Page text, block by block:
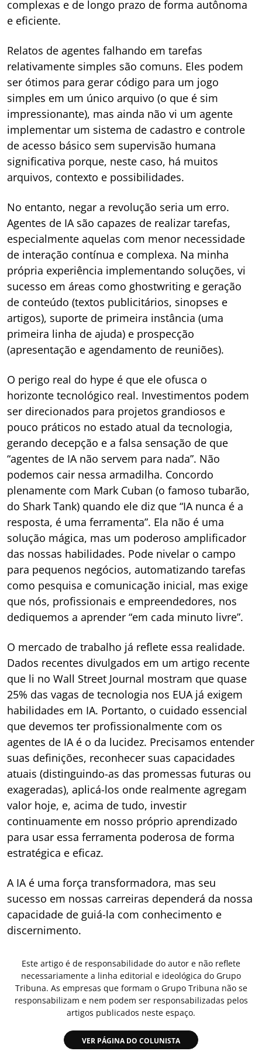
complexas e de longo prazo de forma autônoma
e eficiente.
Relatos de agentes falhando em tarefas
relativamente simples são comuns. Eles podem
ser ótimos para gerar código para um jogo
simples em um único arquivo (o que é sim
impressionante), mas ainda não vi um agente
implementar um sistema de cadastro e controle
de acesso básico sem supervisão humana
significativa porque, neste caso, há muitos
arquivos, contexto e possibilidades.
No entanto, negar a revolução seria um erro.
Agentes de IA são capazes de realizar tarefas,
especialmente aquelas com menor necessidade
de interação contínua e complexa. Na minha
própria experiência implementando soluções, vi
sucesso em áreas como ghostwriting e geração
de conteúdo (textos publicitários, sinopses e
artigos), suporte de primeira instância (uma
primeira linha de ajuda) e prospecção
(apresentação e agendamento de reuniões).
O perigo real do hype é que ele ofusca o
horizonte tecnológico real. Investimentos podem
ser direcionados para projetos grandiosos e
pouco práticos no estado atual da tecnologia,
gerando decepção e a falsa sensação de que
“agentes de IA não servem para nada”. Não
podemos cair nessa armadilha. Concordo
plenamente com Mark Cuban (o famoso tubarão,
do Shark Tank) quando ele diz que “IA nunca é a
resposta, é uma ferramenta”. Ela não é uma
solução mágica, mas um poderoso amplificador
das nossas habilidades. Pode nivelar o campo
para pequenos negócios, automatizando tarefas
como pesquisa e comunicação inicial, mas exige
que nós, profissionais e empreendedores, nos
dediquemos a aprender “em cada minuto livre”.
O mercado de trabalho já reflete essa realidade.
Dados recentes divulgados em um artigo recente
que li no Wall Street Journal mostram que quase
25% das vagas de tecnologia nos EUA já exigem
habilidades em IA. Portanto, o cuidado essencial
que devemos ter profissionalmente com os
agentes de IA é o da lucidez. Precisamos entender
suas definições, reconhecer suas capacidades
atuais (distinguindo-as das promessas futuras ou
exageradas), aplicá-los onde realmente agregam
valor hoje, e, acima de tudo, investir
continuamente em nosso próprio aprendizado
para usar essa ferramenta poderosa de forma
estratégica e eficaz.
A IA é uma força transformadora, mas seu
sucesso em nossas carreiras dependerá da nossa
capacidade de guiá-la com conhecimento e
discernimento.
Este artigo é de responsabilidade do autor e não reflete
necessariamente a linha editorial e ideológica do Grupo
Tribuna. As empresas que formam o Grupo Tribuna não se
responsabilizam e nem podem ser responsabilizadas pelos
artigos publicados neste espaço.
VER PÁGINA DO COLUNISTA